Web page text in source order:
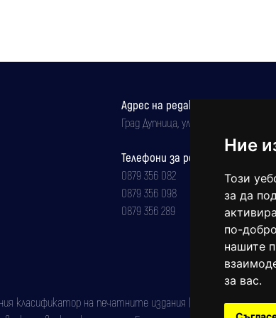
Ние
Този
за да
по-
нашите
за вас.
Адрес на редакцията
Град Дупница, ул.''Христо Ботев" 43
Телефони за реклама и
0879 356 082
0879 356 098
0879 356 289
на печатните издания (Българска